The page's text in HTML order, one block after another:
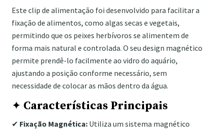
Este clip de alimentação foi desenvolvido para facilitar a
fixação de alimentos, como algas secas e vegetais,
permitindo que os peixes herbívoros se alimentem de
forma mais natural e controlada. O seu design magnético
permite prendê-lo facilmente ao vidro do aquário,
ajustando a posição conforme necessário, sem
necessidade de colocar as mãos dentro da água.
✦ Características Principais
✔ Fixação Magnética: Utiliza um sistema magnético